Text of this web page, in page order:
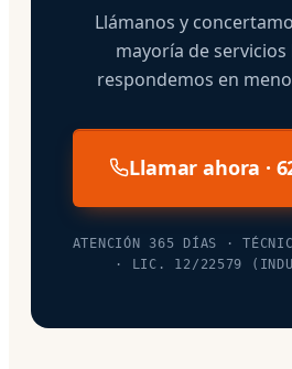
Llámanos y
mayoría de
respondemos en
Llamar ahora ·
ATENCIÓN 365 DÍAS ·
· LIC. 12/22579